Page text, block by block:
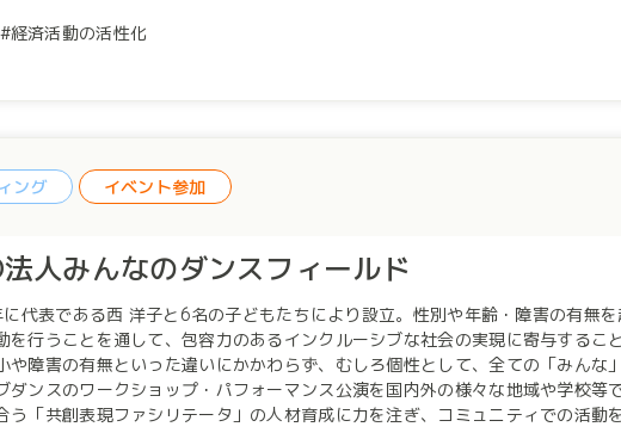
染拡大防止のため、学生のミーティングもイベントもすべてオンラインで開催しています。 ユニーク
経済活動の活性化
ング イベント参加
人みんなのダンスフィールド
代表である西 洋子と6名の子どもたちにより設立。性別や年齢・障害の有無
行うことを通して、包容力のあるインクルーシブな社会の実現に寄与することを目的に設
や障害の有無といった違いにかかわらず、むしろ個性として、全ての「みんな
ンスのワークショップ・パフォーマンス公演を国内外の様々な地域や学校等で行ってきました。
う「共創表現ファシリテータ」の人材育成に力を注ぎ、コミュニティでの活動